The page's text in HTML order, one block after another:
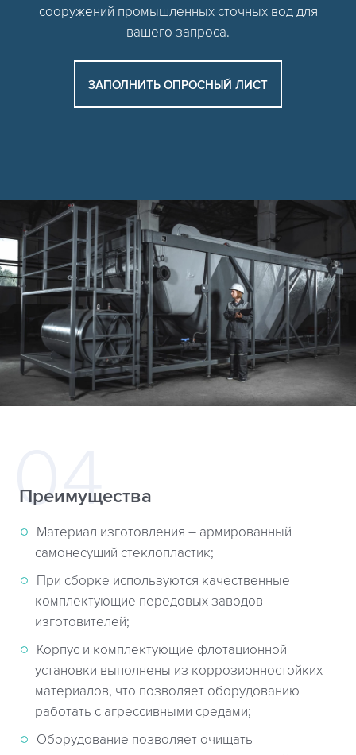
сооружений промышленных сточных вод для
вашего запроса.
ЗАПОЛНИТЬ ОПРОСНЫЙ ЛИСТ
Преимущества
Материал изготовления – армированный
самонесущий стеклопластик;
При сборке используются качественные
комплектующие передовых заводов-
изготовителей;
Корпус и комплектующие флотационной
установки выполнены из коррозионностойких
материалов, что позволяет оборудованию
работать с агрессивными средами;
Оборудование позволяет очищать